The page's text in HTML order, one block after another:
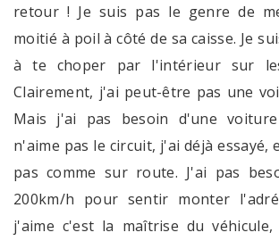
retour ! Je suis pas le genre de
moitié à poil à côté de sa caisse. Je
à te choper par l'intérieur sur
Clairement, j'ai peut-être pas une
Mais j'ai pas besoin d'une
n'aime pas le circuit, j'ai déjà essayé,
pas comme sur route. J'ai pas
200km/h pour sentir monter
j'aime c'est la maîtrise du véhicule,